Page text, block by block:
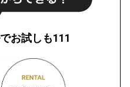
お試しも111